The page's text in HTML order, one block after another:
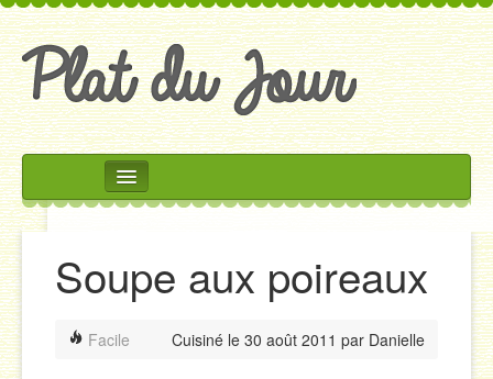
Rechercher
Accueil
Accompagnements
Divers
Soupe aux poireaux
Facile Cuisiné le 30 août 2011 par Danielle